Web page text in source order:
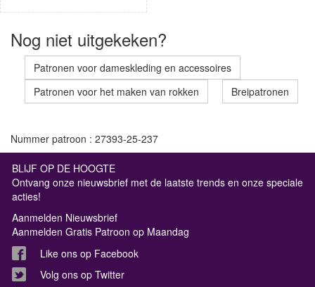
Nog niet uitgekeken?
Patronen voor dameskleding en accessoires
Patronen voor het maken van rokken
Breipatronen
Nummer patroon : 27393-25-237
BLIJF OP DE HOOGTE
Ontvang onze nieuwsbrief met de laatste trends en onze speciale
acties!
Aanmelden Nieuwsbrief
Aanmelden Gratis Patroon op Maandag
Like ons op Facebook
Volg ons op Twitter